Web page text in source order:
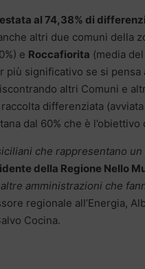
al 74,38% di
altri due comuni della
e Roccafiorita (media
più significativo se si
altri Comuni e
differenziata
dal 60% che è
che rappresentano
della Regione Nello
amministrazioni che
regionale all’Energia,
Cocina.